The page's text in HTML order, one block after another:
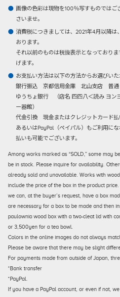
画像の色彩は現物を100％写すものでは
さいませ。
消費税につきましては、2021年4月以降は
おります。
それ以前のものは税抜表示となっており
げます。
お支払い方法は以下の方法からお選びいた
銀行振込京都信用金庫 北山支店 普通
ゆうちょ銀行 （店名 四四八＜読み ヨ
ー器館）
代金引換現金またはクレジットカード払
あるいはPayPal（ペイパル）もご利用に
払いも可能でございます。
Among works marked as “SOLD,” some may
be in stock. Please inquire for availability.
already sold and unavailable. Works with
include the price of the box in the product
we can, at the buyer’s request, have a box
are necessary for a box to be made and then
paulownia wood box with a two-cleat lid with
or 3,500yen for a tea bowl.
Colors in the online images do not always
Please be aware that there may be slight
For payments made from outside of Japan,
*Bank transfer
*PayPal.
If you have a PayPal account, or even if not,